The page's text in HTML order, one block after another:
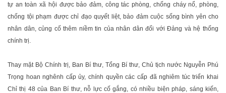
tự an toàn xã hội được bảo đảm, công tác phòng, chống cháy nổ, phòng,
chống tội phạm được chỉ đạo quyết liệt, bảo đảm cuộc sống bình yên cho
nhân dân, củng cố thêm niềm tin của nhân dân đối với Đảng và hệ thống
chính trị.
Thay mặt Bộ Chính trị, Ban Bí thư, Tổng Bí thư, Chủ tịch nước Nguyễn Phú
Trọng hoan nghênh cấp ủy, chính quyền các cấp đã nghiêm túc triển khai
Chỉ thị 48 của Ban Bí thư, nỗ lực cố gắng, có nhiều biện pháp, sáng kiến,